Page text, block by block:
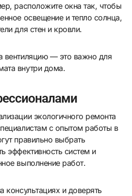
расположите окна так, чтобы
освещение и тепло солнца,
для стен и кровли.
вентиляцию — это важно для
внутри дома.
экологичного ремонта
с опытом работы в
правильно выбрать
эффективность систем и
выполнение работ.
консультациях и доверять